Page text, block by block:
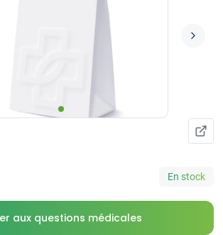
En stock
aux questions médicales